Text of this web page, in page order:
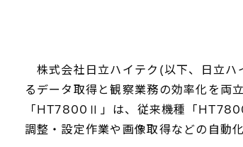
株式会社日立ハイテク(以下、日立ハ
るデータ取得と観察業務の効率化を
「HT7800Ⅱ」は、従来機種「
調整・設定作業や画像取得などの自動